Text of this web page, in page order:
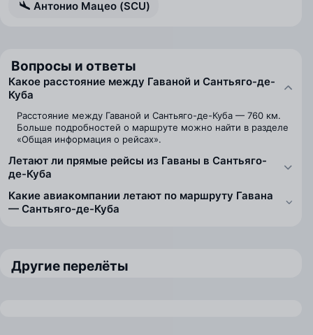
Антонио Мацео (SCU)
Вопросы и ответы
Какое расстояние между Гаваной и Сантьяго-де-
Куба
Расстояние между Гаваной и Сантьяго-де-Куба — 760 км.
Больше подробностей о маршруте можно найти в разделе
«Общая информация о рейсах».
Летают ли прямые рейсы из Гаваны в Сантьяго-
де-Куба
Какие авиакомпании летают по маршруту Гавана
— Сантьяго-де-Куба
Другие перелёты